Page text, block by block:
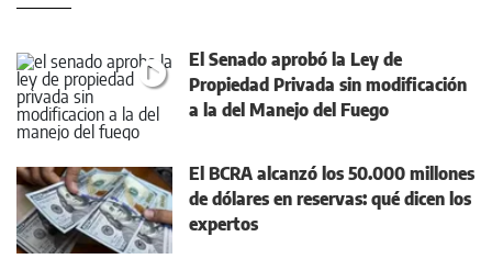
El Senado aprobó la Ley de
Propiedad Privada sin modificación
a la del Manejo del Fuego
El BCRA alcanzó los 50.000 millones
de dólares en reservas: qué dicen los
expertos